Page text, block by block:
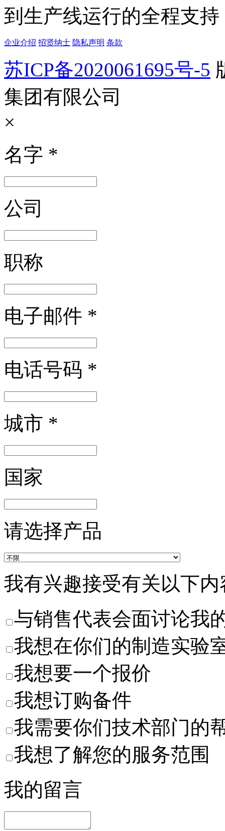
到生产线运行的全程支持
企业介绍 招贤纳士 隐私声明 条款
苏ICP备2020061695号-5
集团有限公司
×
名字 *
公司
职称
电子邮件 *
电话号码 *
城市 *
国家
请选择产品
我有兴趣接受有关以下
与销售代表会面讨论我
我想在你们的制造实验
我想要一个报价
我想订购备件
我需要你们技术部门的
我想了解您的服务范围
我的留言